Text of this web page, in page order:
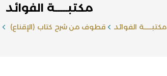
مكتبـــــة الفوائد
مكتبـــــة الفوائد قطوف من شرح كتاب (الإقناع)